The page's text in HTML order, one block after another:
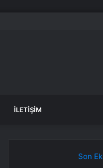
İLETIŞIM
Son